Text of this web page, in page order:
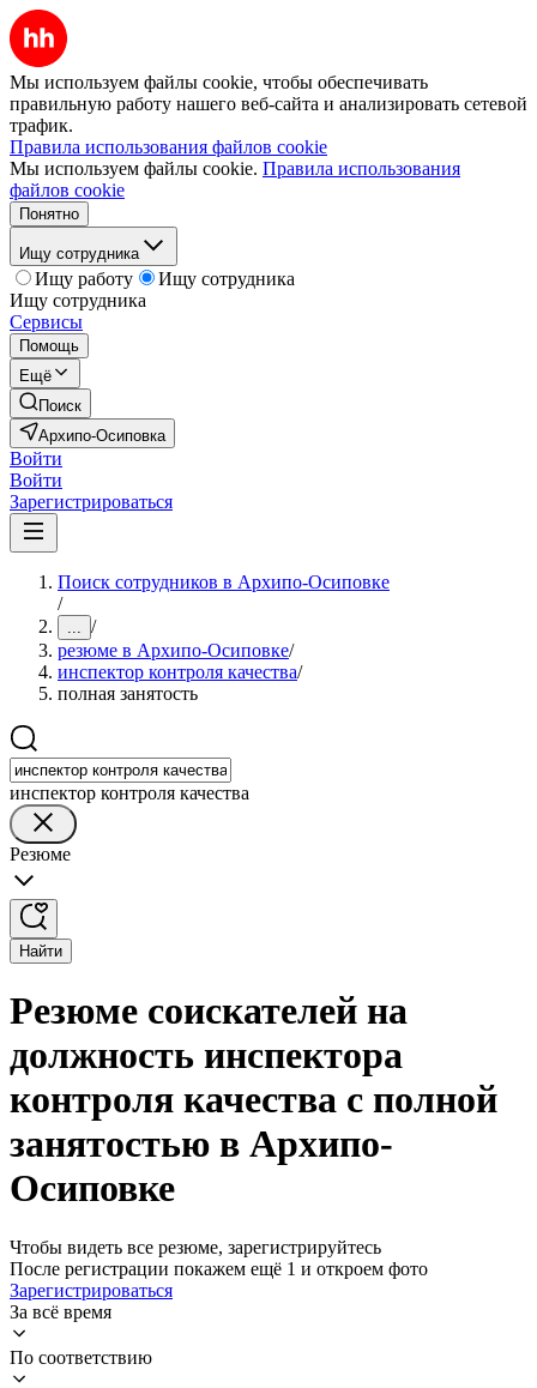
Мы используем файлы cookie, чтобы обеспечивать
правильную работу нашего веб-сайта и анализировать сетевой
трафик.
Правила использования файлов cookie
Мы используем файлы cookie. Правила использования
файлов cookie
Понятно
Ищу сотрудника
Ищу работу
Ищу сотрудника
Ищу сотрудника
Сервисы
Помощь
Ещё
Поиск
Архипо-Осиповка
Войти
Войти
Зарегистрироваться
Поиск сотрудников в Архипо-Осиповке
/
... /
резюме в Архипо-Осиповке/
инспектор контроля качества/
полная занятость
инспектор контроля качества
Резюме
Найти
Резюме соискателей на
должность инспектора
контроля качества с полной
занятостью в Архипо-
Осиповке
Чтобы видеть все резюме, зарегистрируйтесь
После регистрации покажем ещё 1 и откроем фото
Зарегистрироваться
За всё время
По соответствию